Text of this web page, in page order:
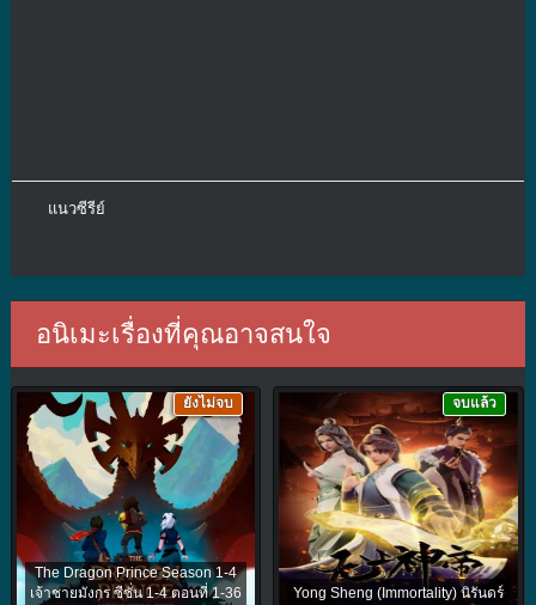
แนวซีรีย์
อนิเมะเรื่องที่คุณอาจสนใจ
The Dragon Prince Season 1-4
เจ้าชายมังกร ซีซั่น 1-4 ตอนที่ 1-36
ยังไม่จบ
Yong Sheng (Immortality) นิรันดร์
จบแล้ว